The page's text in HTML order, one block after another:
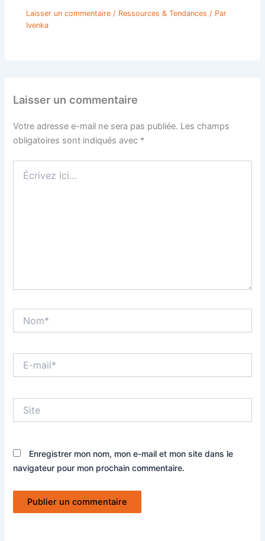
Laisser un commentaire / Ressources & Tendances / Par
Ivenka
Laisser un commentaire
Votre adresse e-mail ne sera pas publiée. Les champs
obligatoires sont indiqués avec *
ici…
mail*
Enregistrer mon nom, mon e-mail et mon site dans le
navigateur pour mon prochain commentaire.